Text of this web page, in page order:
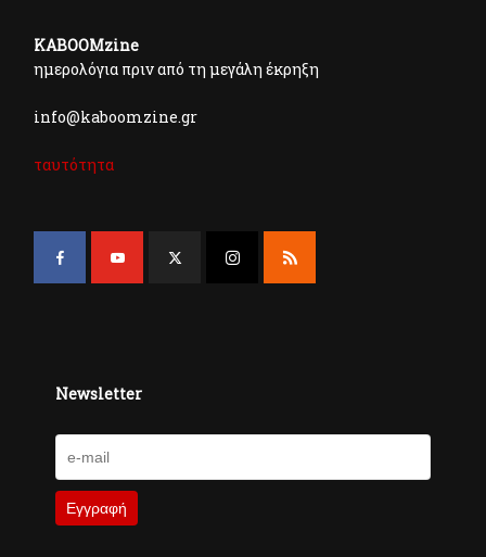
KABOOMzine
ημερολόγια πριν από τη μεγάλη έκρηξη
info@kaboomzine.gr
ταυτότητα
Newsletter